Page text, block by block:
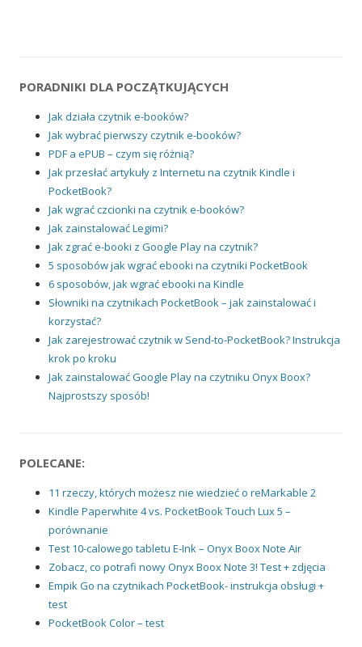
PORADNIKI DLA POCZĄTKUJĄCYCH
Jak działa czytnik e-booków?
Jak wybrać pierwszy czytnik e-booków?
PDF a ePUB – czym się różnią?
Jak przesłać artykuły z Internetu na czytnik Kindle i
PocketBook?
Jak wgrać czcionki na czytnik e-booków?
Jak zainstalować Legimi?
Jak zgrać e-booki z Google Play na czytnik?
5 sposobów jak wgrać ebooki na czytniki PocketBook
6 sposobów, jak wgrać ebooki na Kindle
Słowniki na czytnikach PocketBook – jak zainstalować i
korzystać?
Jak zarejestrować czytnik w Send-to-PocketBook? Instrukcja
krok po kroku
Jak zainstalować Google Play na czytniku Onyx Boox?
Najprostszy sposób!
POLECANE:
11 rzeczy, których możesz nie wiedzieć o reMarkable 2
Kindle Paperwhite 4 vs. PocketBook Touch Lux 5 –
porównanie
Test 10-calowego tabletu E-Ink – Onyx Boox Note Air
Zobacz, co potrafi nowy Onyx Boox Note 3! Test + zdjęcia
Empik Go na czytnikach PocketBook- instrukcja obsługi +
test
PocketBook Color – test